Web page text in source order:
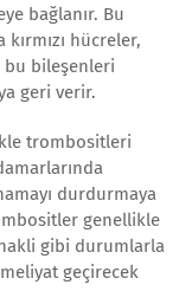
bağlanır. Bu
hücreler,
bileşenleri
geri verir.
trombositleri
durdurmaya
genellikle
gibi durumlarla
geçirecek